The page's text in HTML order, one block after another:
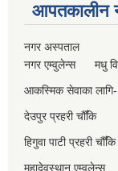
आपतकालीन
नगर अस्पताल
नगर एम्वुलेन्स मधु
आकस्मिक सेवाका
देउपुर प्रहरी
हिगुवा पाटी
महादेवस्थान